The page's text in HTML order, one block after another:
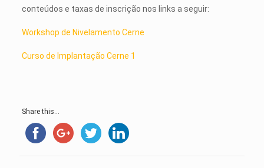
conteúdos e taxas de inscrição nos links a seguir:
Workshop de Nivelamento Cerne
Curso de Implantação Cerne 1
Share this...